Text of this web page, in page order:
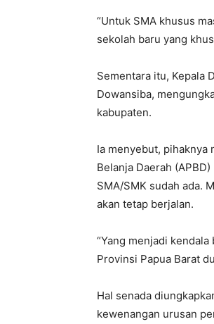
“Untuk SMA khusus
sekolah baru yang
Sementara itu, Kepala
Dowansiba,
kabupaten.
Ia menyebut, pihaknya
Belanja Daerah
SMA/SMK sudah ada.
akan tetap berjalan.
“Yang menjadi
Provinsi Papua Barat
Hal senada
kewenangan urusan